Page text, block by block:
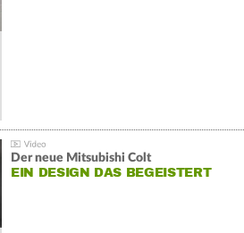
Der neue Mitsubishi Colt
EIN DESIGN DAS BEGEISTERT